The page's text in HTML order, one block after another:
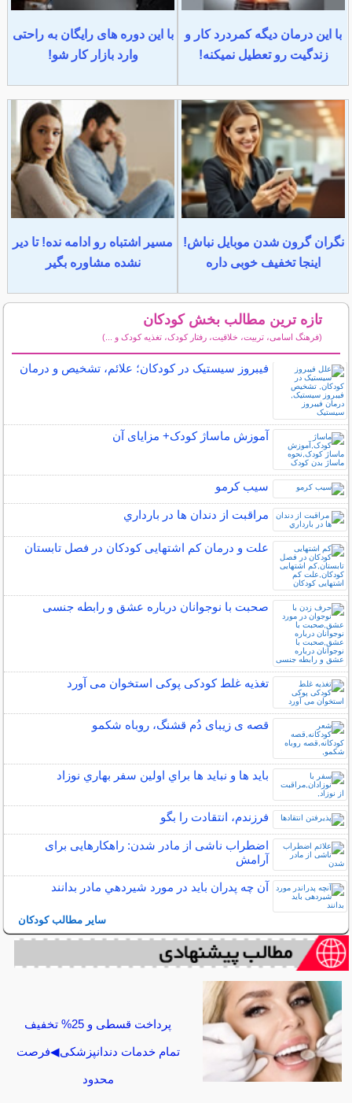
با این درمان دیگه کمردرد کار و
زندگیت رو تعطیل نمیکنه!
با این دوره های رایگان به راحتی
وارد بازار کار شو!
نگران گرون شدن موبایل نباش!
اینجا تخفیف خوبی داره
مسیر اشتباه رو ادامه نده! تا دیر
نشده مشاوره بگیر
تازه ترین مطالب بخش کودکان
(فرهنگ اسامی، تربیت، خلاقیت، رفتار کودک، تغذیه کودک و ...)
فیبروز سیستیک در کودکان؛ علائم، تشخیص و درمان
آموزش ماساژ کودک+ مزایای آن
سیب کرمو
مراقبت از دندان‌ ها در بارداري
علت و درمان کم اشتهایی کودکان در فصل تابستان
صحبت با نوجوانان درباره عشق و رابطه جنسی
تغذیه غلط کودکی پوکی استخوان می آورد
قصه ی زیبای دُم قشنگ، روباه شکمو
بايد ها و نبايد ها براي اولين سفر بهاري نوزاد
فرزندم، انتقادت را بگو
اضطراب ناشی از مادر شدن: راهکارهایی برای
آرامش
آن چه پدران بايد در مورد شيردهي مادر بدانند
سایر مطالب کودکان
پرداخت قسطی و 25% تخفیف
تمام خدمات دندانپزشکی◀فرصت
محدود